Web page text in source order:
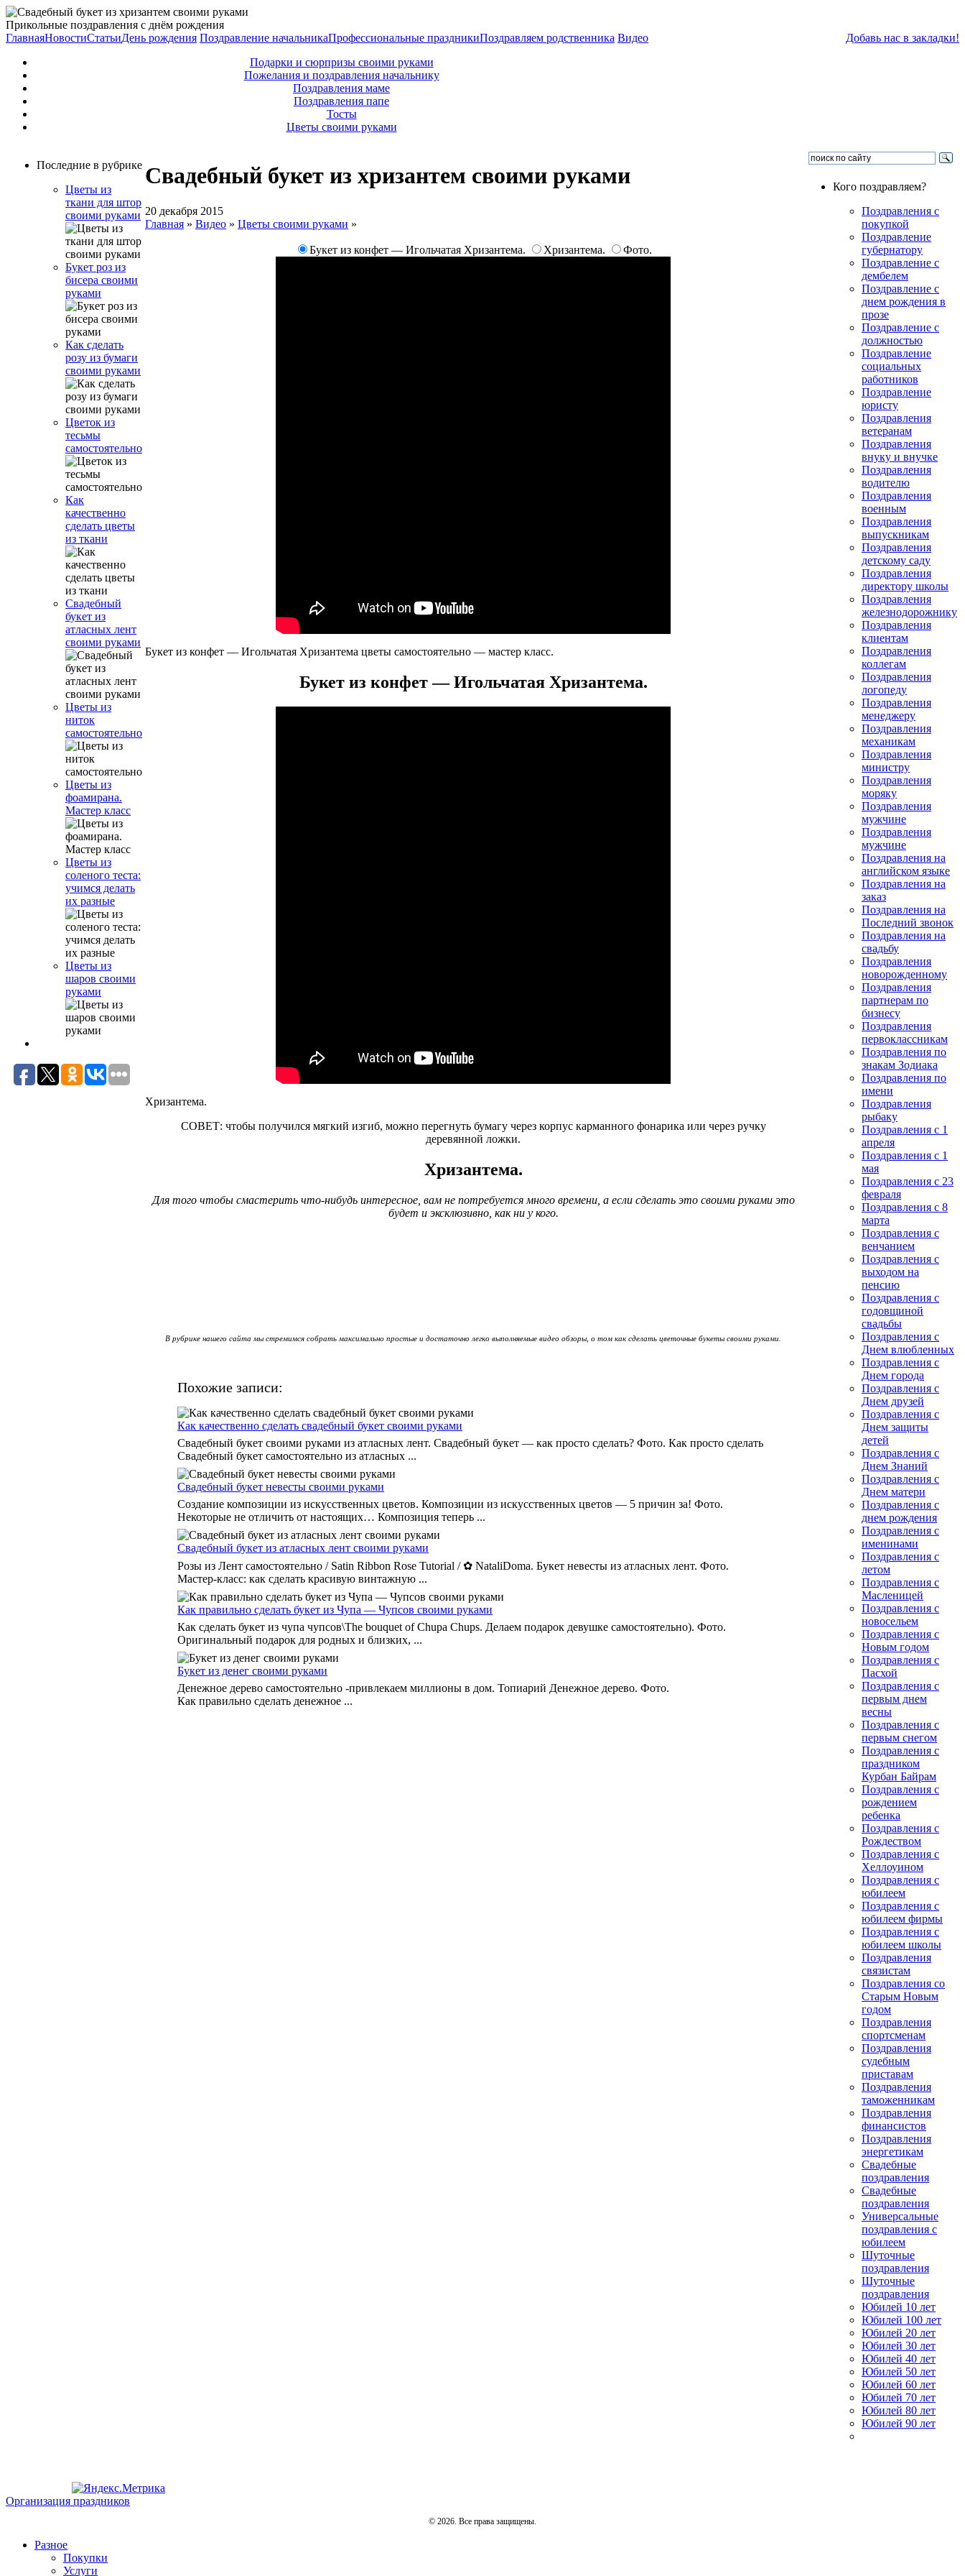
Прикольные поздравления с днём рождения
ГлавнаяНовостиСтатьиДень рождения Поздравление начальникаПрофессиональные праздникиПоздравляем родственника Видео
Подарки и сюрпризы своими руками
Пожелания и поздравления начальнику
Поздравления маме
Поздравления папе
Тосты
Цветы своими руками
Добавь нас в закладки!
Последние в рубрике
Цветы из
ткани для штор
своими руками
Букет роз из
бисера своими
руками
Как сделать
розу из бумаги
своими руками
Цветок из
тесьмы
самостоятельно
Как
качественно
сделать цветы
из ткани
Свадебный
букет из
атласных лент
своими руками
Цветы из
ниток
самостоятельно
Цветы из
фоамирана.
Мастер класс
Цветы из
соленого теста:
учимся делать
их разные
Цветы из
шаров своими
руками
Свадебный букет из хризантем своими руками
20 декабря 2015
Главная » Видео » Цветы своими руками »
Букет из конфет — Игольчатая Хризантема. Хризантема. Фото.
Букет из конфет — Игольчатая Хризантема цветы самостоятельно — мастер класс.
Букет из конфет — Игольчатая Хризантема.
Хризантема.
СОВЕТ: чтобы получился мягкий изгиб, можно перегнуть бумагу через корпус карманного фонарика или через ручку
деревянной ложки.
Хризантема.
Для того чтобы смастерить что-нибудь интересное, вам не потребуется много времени, а если сделать это своими руками это
будет и эксклюзивно, как ни у кого.
В рубрике нашего сайта мы стремимся собрать максимально простые и достаточно легко выполняемые видео обзоры, о том как сделать цветочные букеты своими руками.
Похожие записи:
Как качественно сделать свадебный букет своими руками
Свадебный букет своими руками из атласных лент. Свадебный букет — как просто сделать? Фото. Как просто сделать
Свадебный букет самостоятельно из атласных ...
Свадебный букет невесты своими руками
Создание композиции из искусственных цветов. Композиции из искусственных цветов — 5 причин за! Фото.
Некоторые не отличить от настоящих… Композиция теперь ...
Свадебный букет из атласных лент своими руками
Розы из Лент самостоятельно / Satin Ribbon Rose Tutorial / ✿ NataliDoma. Букет невесты из атласных лент. Фото.
Мастер-класс: как сделать красивую винтажную ...
Как правильно сделать букет из Чупа — Чупсов своими руками
Как сделать букет из чупа чупсов\The bouquet of Chupa Chups. Делаем подарок девушке самостоятельно). Фото.
Оригинальный подарок для родных и близких, ...
Букет из денег своими руками
Денежное дерево самостоятельно -привлекаем миллионы в дом. Топиарий Денежное дерево. Фото.
Как правильно сделать денежное ...
Кого поздравляем?
Поздравления с
покупкой
Поздравление
губернатору
Поздравление с
дембелем
Поздравление с
днем рождения в
прозе
Поздравление с
должностью
Поздравление
социальных
работников
Поздравление
юристу
Поздравления
ветеранам
Поздравления
внуку и внучке
Поздравления
водителю
Поздравления
военным
Поздравления
выпускникам
Поздравления
детскому саду
Поздравления
директору школы
Поздравления
железнодорожнику
Поздравления
клиентам
Поздравления
коллегам
Поздравления
логопеду
Поздравления
менеджеру
Поздравления
механикам
Поздравления
министру
Поздравления
моряку
Поздравления
мужчине
Поздравления
мужчине
Поздравления на
английском языке
Поздравления на
заказ
Поздравления на
Последний звонок
Поздравления на
свадьбу
Поздравления
новорожденному
Поздравления
партнерам по
бизнесу
Поздравления
первоклассникам
Поздравления по
знакам Зодиака
Поздравления по
имени
Поздравления
рыбаку
Поздравления с 1
апреля
Поздравления с 1
мая
Поздравления с 23
февраля
Поздравления с 8
марта
Поздравления с
венчанием
Поздравления с
выходом на
пенсию
Поздравления с
годовщиной
свадьбы
Поздравления с
Днем влюбленных
Поздравления с
Днем города
Поздравления с
Днем друзей
Поздравления с
Днем защиты
детей
Поздравления с
Днем Знаний
Поздравления с
Днем матери
Поздравления с
днем рождения
Поздравления с
именинами
Поздравления с
летом
Поздравления с
Масленицей
Поздравления с
новосельем
Поздравления с
Новым годом
Поздравления с
Пасхой
Поздравления с
первым днем
весны
Поздравления с
первым снегом
Поздравления с
праздником
Курбан Байрам
Поздравления с
рождением
ребенка
Поздравления с
Рождеством
Поздравления с
Хеллоуином
Поздравления с
юбилеем
Поздравления с
юбилеем фирмы
Поздравления с
юбилеем школы
Поздравления
связистам
Поздравления со
Старым Новым
годом
Поздравления
спортсменам
Поздравления
судебным
приставам
Поздравления
таможенникам
Поздравления
финансистов
Поздравления
энергетикам
Свадебные
поздравления
Свадебные
поздравления
Универсальные
поздравления с
юбилеем
Шуточные
поздравления
Шуточные
поздравления
Юбилей 10 лет
Юбилей 100 лет
Юбилей 20 лет
Юбилей 30 лет
Юбилей 40 лет
Юбилей 50 лет
Юбилей 60 лет
Юбилей 70 лет
Юбилей 80 лет
Юбилей 90 лет
Организация праздников
© 2026. Все права защищены.
Разное
Покупки
Услуги